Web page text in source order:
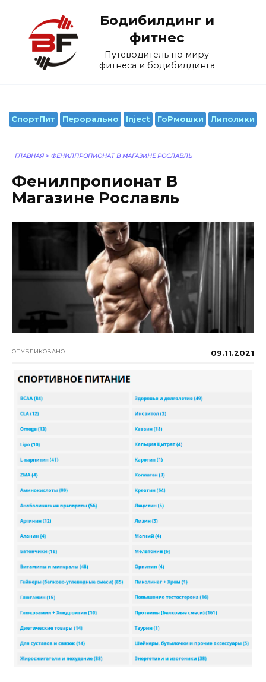
содержанию
Бодибилдинг и
фитнес
Путеводитель по миру
фитнеса и бодибилдинга
СпортПит Перорально Inject ГоРмошки Липолики
ГЛАВНАЯ > ФЕНИЛПРОПИОНАТ В МАГАЗИНЕ РОСЛАВЛЬ
Фенилпропионат В
Магазине Рославль
ОПУБЛИКОВАНО 09.11.2021